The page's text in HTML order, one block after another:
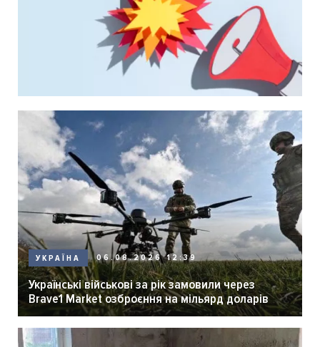
УКРАЇНА 06.08.2026 12:39
Українські військові за рік замовили через
Brave1 Market озброєння на мільярд доларів